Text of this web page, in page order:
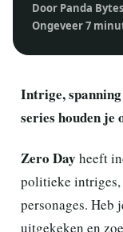
Door Panda Bytes
Ongeveer 7
Intrige,
series houden je
Zero Day heeft
politieke intriges,
personages. Heb
uitgekeken en